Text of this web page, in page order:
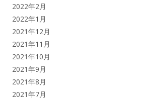
2022年2月
2022年1月
2021年12月
2021年11月
2021年10月
2021年9月
2021年8月
2021年7月